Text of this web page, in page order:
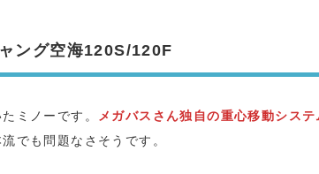
ング空海120S/120F
ミノーです。 メガバスさん独自の重心移動シス
でも問題なさそうです。